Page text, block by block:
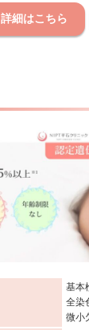
詳細はこちら
基本
全染
微小